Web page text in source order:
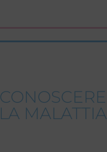
CONOSCERE
LA MALATTIA